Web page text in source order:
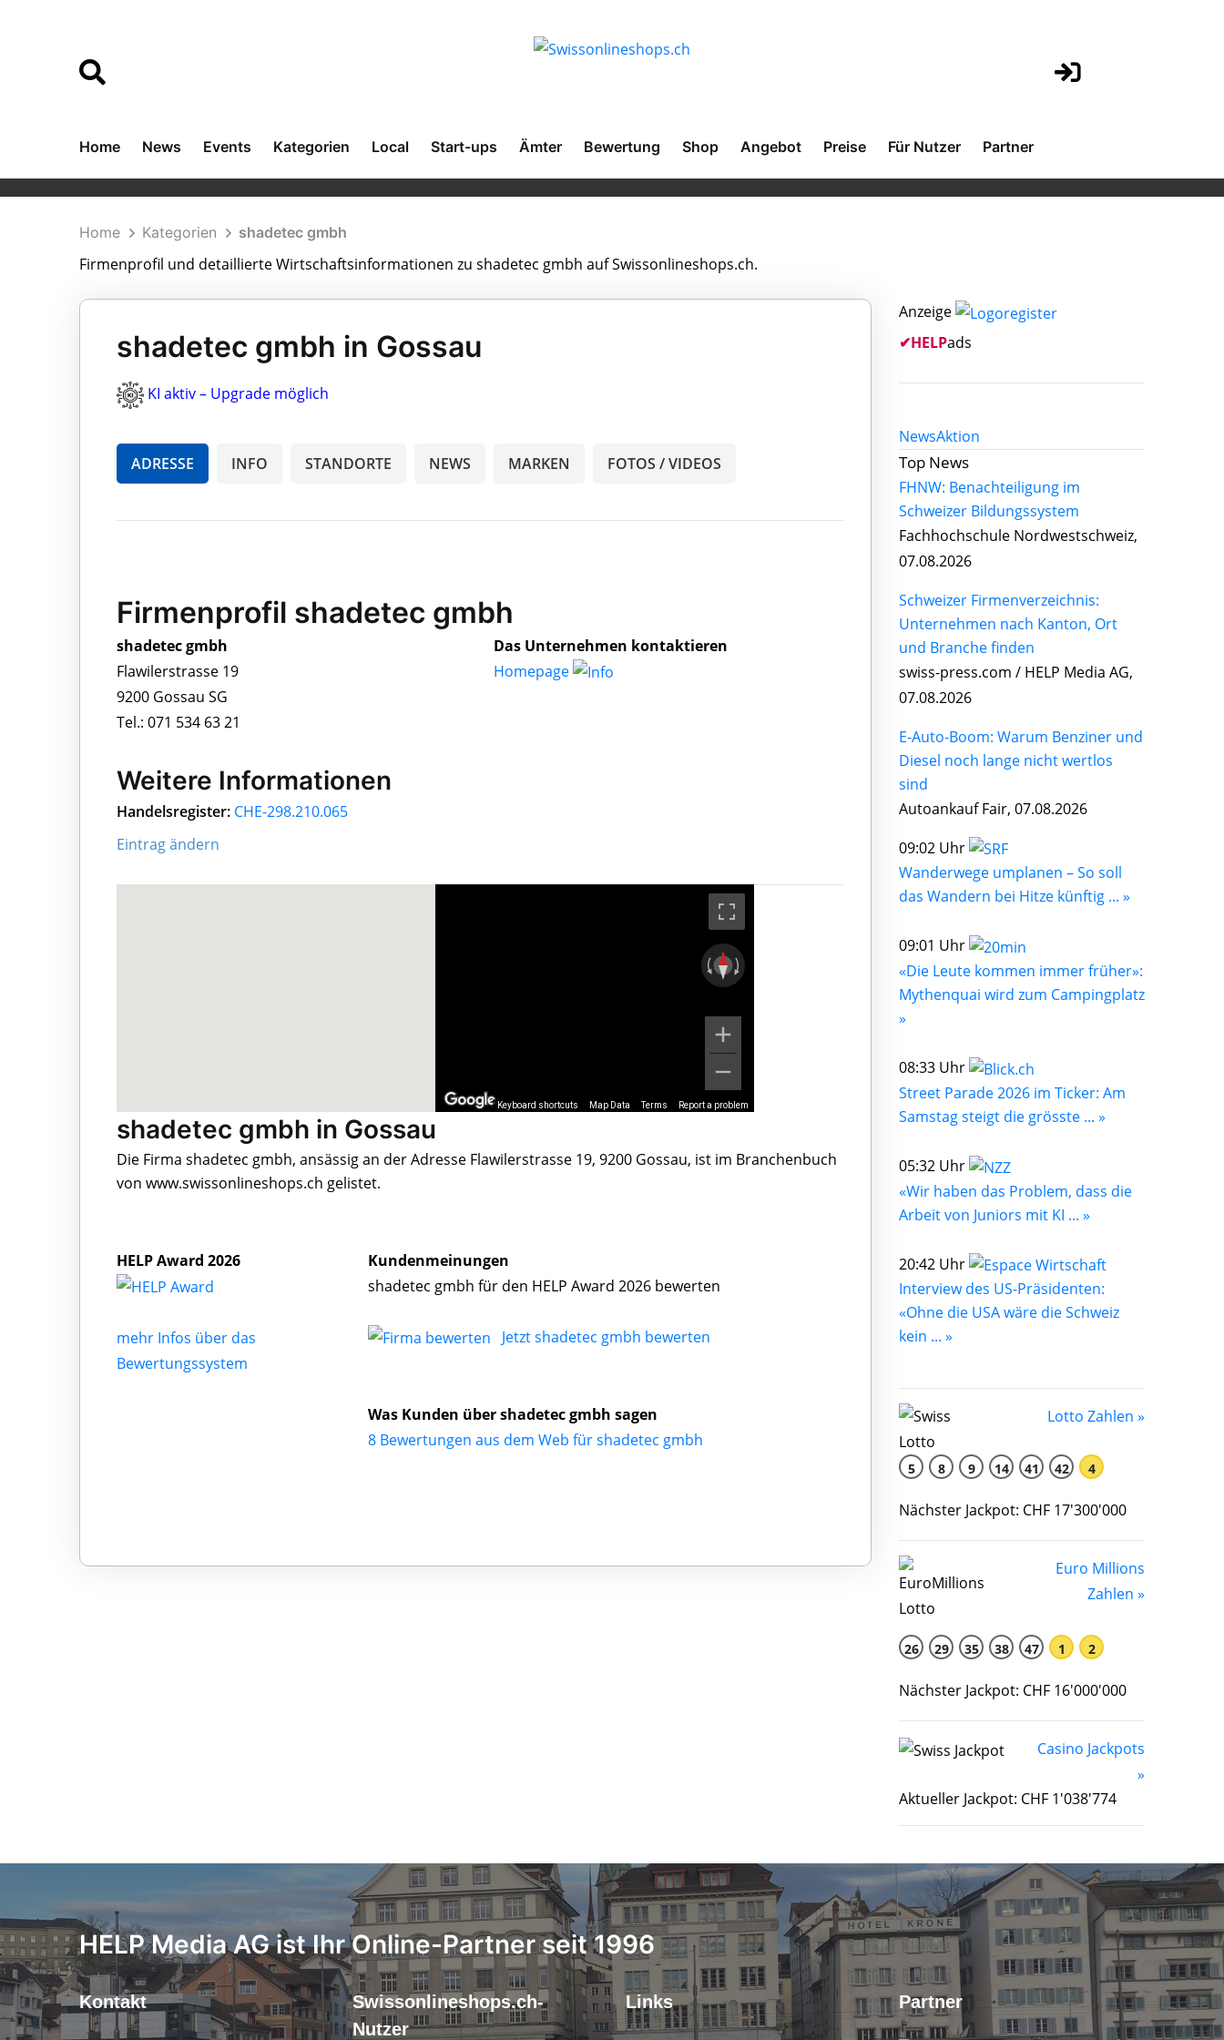
Home News Events Kategorien Local Start-ups Ämter Bewertung Shop Angebot Preise Für Nutzer Partner
Home Kategorien shadetec gmbh
Firmenprofil und detaillierte Wirtschaftsinformationen zu shadetec gmbh auf Swissonlineshops.ch.
shadetec gmbh in Gossau
KI aktiv – Upgrade möglich
ADRESSE INFO STANDORTE NEWS MARKEN FOTOS / VIDEOS
Firmenprofil shadetec gmbh
shadetec gmbh
Flawilerstrasse 19
9200 Gossau SG
Tel.: 071 534 63 21
Das Unternehmen kontaktieren
Homepage
Weitere Informationen
Handelsregister: CHE-298.210.065
Eintrag ändern
Keyboard shortcuts Map Data Terms Report a problem
shadetec gmbh in Gossau
Die Firma shadetec gmbh, ansässig an der Adresse Flawilerstrasse 19, 9200 Gossau, ist im Branchenbuch
von www.swissonlineshops.ch gelistet.
HELP Award 2026
mehr Infos über das
Bewertungssystem
Kundenmeinungen
shadetec gmbh für den HELP Award 2026 bewerten
Jetzt shadetec gmbh bewerten
Was Kunden über shadetec gmbh sagen
8 Bewertungen aus dem Web für shadetec gmbh
Anzeige
✔HELPads
NewsAktion
Top News
FHNW: Benachteiligung im
Schweizer Bildungssystem
Fachhochschule Nordwestschweiz,
07.08.2026
Schweizer Firmenverzeichnis:
Unternehmen nach Kanton, Ort
und Branche finden
swiss-press.com / HELP Media AG,
07.08.2026
E-Auto-Boom: Warum Benziner und
Diesel noch lange nicht wertlos
sind
Autoankauf Fair, 07.08.2026
09:02 Uhr
Wanderwege umplanen – So soll
das Wandern bei Hitze künftig ... »
09:01 Uhr
«Die Leute kommen immer früher»:
Mythenquai wird zum Campingplatz
»
08:33 Uhr
Street Parade 2026 im Ticker: Am
Samstag steigt die grösste ... »
05:32 Uhr
«Wir haben das Problem, dass die
Arbeit von Juniors mit KI ... »
20:42 Uhr
Interview des US-Präsidenten:
«Ohne die USA wäre die Schweiz
kein ... »
Lotto Zahlen »
5 8 9 14 41 42 4
Nächster Jackpot: CHF 17'300'000
Euro Millions
Zahlen »
26 29 35 38 47 1 2
Nächster Jackpot: CHF 16'000'000
Casino Jackpots
»
Aktueller Jackpot: CHF 1'038'774
HELP Media AG ist Ihr Online-Partner seit 1996
Kontakt
Swissonlineshops.ch-
Nutzer
Links Partner